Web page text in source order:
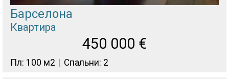
Барселона
Квартира
450 000 €
Пл: 100 м2 Спальни: 2